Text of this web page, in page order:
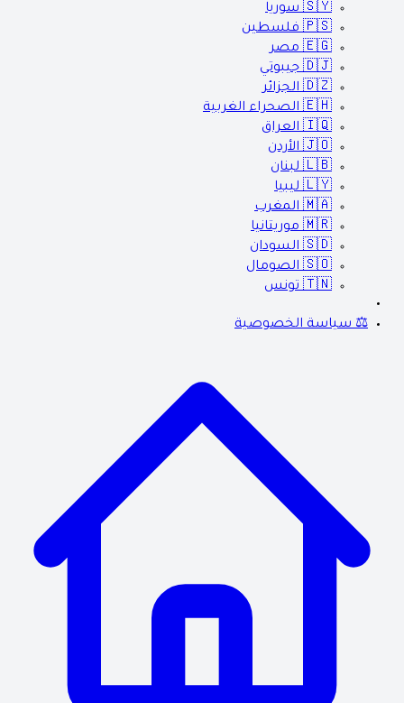
🇸🇾 سوريا
🇵🇸 فلسطين
🇪🇬 مصر
🇩🇯 جيبوتي
🇩🇿 الجزائر
🇪🇭 الصحراء الغربية
🇮🇶 العراق
🇯🇴 الأردن
🇱🇧 لبنان
🇱🇾 ليبيا
🇲🇦 المغرب
🇲🇷 موريتانيا
🇸🇩 السودان
🇸🇴 الصومال
🇹🇳 تونس
⚖️ سياسة الخصوصية